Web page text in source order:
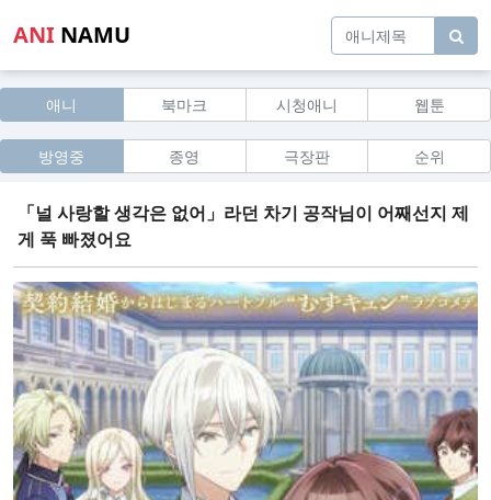
ANI NAMU
애니 북마크 시청애니 웹툰
방영중 종영 극장판 순위
「널 사랑할 생각은 없어」라던 차기 공작님이 어째선지 제
게 푹 빠졌어요